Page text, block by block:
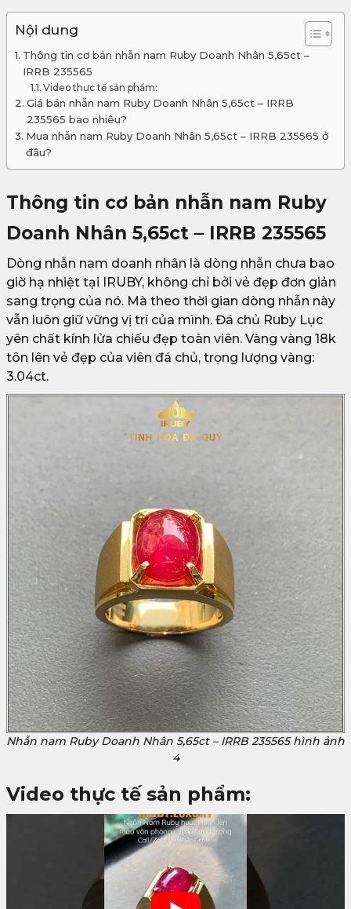
Nội dung
Thông tin cơ bản nhẫn nam Ruby Doanh Nhân 5,65ct –
IRRB 235565
Video thực tế sản phẩm:
Giá bán nhẫn nam Ruby Doanh Nhân 5,65ct – IRRB
235565 bao nhiêu?
Mua nhẫn nam Ruby Doanh Nhân 5,65ct – IRRB 235565 ở
đâu?
Thông tin cơ bản nhẫn nam Ruby
Doanh Nhân 5,65ct – IRRB 235565
Dòng nhẫn nam doanh nhân là dòng nhẫn chưa bao
giờ hạ nhiệt tại IRUBY, không chỉ bởi vẻ đẹp đơn giản
sang trọng của nó. Mà theo thời gian dòng nhẫn này
vẫn luôn giữ vững vị trí của mình. Đá chủ Ruby Lục
yên chất kính lửa chiếu đẹp toàn viên. Vàng vàng 18k
tôn lên vẻ đẹp của viên đá chủ, trọng lượng vàng:
3.04ct.
Nhẫn nam Ruby Doanh Nhân 5,65ct – IRRB 235565 hình ảnh
4
Video thực tế sản phẩm: